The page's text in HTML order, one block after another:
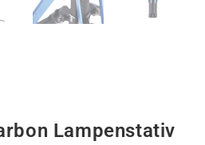
Lampenstativ